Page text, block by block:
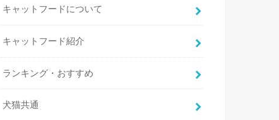
キャットフードについて
キャットフード紹介
ランキング・おすすめ
犬猫共通